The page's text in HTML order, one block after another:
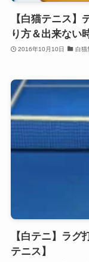
【白猫テニス
り方＆出来ない
2016年10月10日 白猫
【白テニ】ラ
テニス】